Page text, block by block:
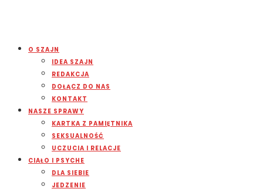
O SZAJN
IDEA SZAJN
REDAKCJA
DOŁĄCZ DO NAS
KONTAKT
NASZE SPRAWY
KARTKA Z PAMIĘTNIKA
SEKSUALNOŚĆ
UCZUCIA I RELACJE
CIAŁO I PSYCHE
DLA SIEBIE
JEDZENIE